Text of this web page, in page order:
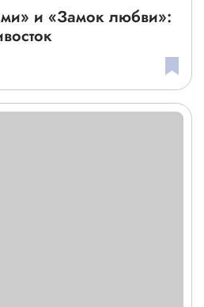
и «Замок любви»: